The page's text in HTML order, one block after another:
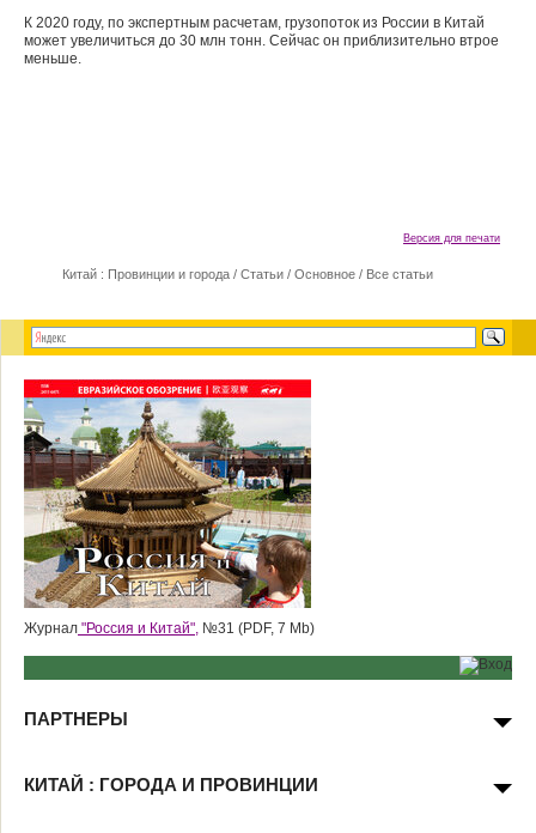
К 2020 году, по экспертным расчетам, грузопоток из России в Китай
может увеличиться до 30 млн тонн. Сейчас он приблизительно втрое
меньше.
Версия для печати
Китай : Провинции и города / Статьи / Основное / Все статьи
Журнал "Россия и Китай", №31 (PDF, 7 Mb)
ПАРТНЕРЫ
КИТАЙ : ГОРОДА И ПРОВИНЦИИ